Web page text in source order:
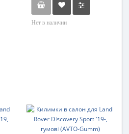
Нет в наличии